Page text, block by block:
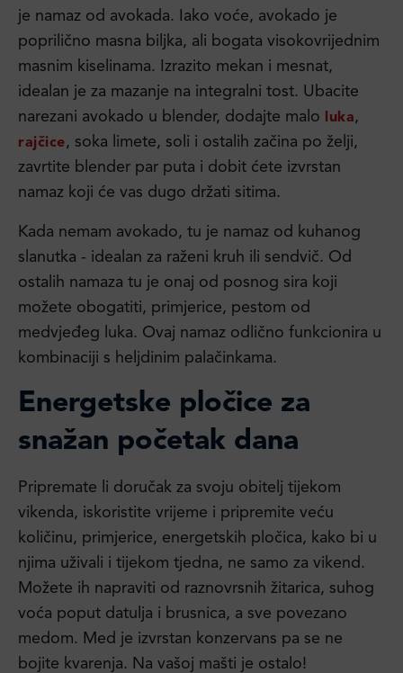
je namaz od avokada. Iako voće, avokado je
poprilično masna biljka, ali bogata visokovrijednim
masnim kiselinama. Izrazito mekan i mesnat,
idealan je za mazanje na integralni tost. Ubacite
narezani avokado u blender, dodajte malo
luka,
rajčice, soka limete, soli i ostalih začina po želji,
zavrtite blender par puta i dobit ćete izvrstan
namaz koji će vas dugo držati sitima.
Kada nemam avokado, tu je namaz od kuhanog
slanutka - idealan za raženi kruh ili sendvič. Od
ostalih namaza tu je onaj od posnog sira koji
možete obogatiti, primjerice, pestom od
medvjeđeg luka. Ovaj namaz odlično funkcionira u
kombinaciji s heljdinim palačinkama.
Energetske pločice za
snažan početak dana
Pripremate li doručak za svoju obitelj tijekom
vikenda, iskoristite vrijeme i pripremite veću
količinu, primjerice, energetskih pločica, kako bi u
njima uživali i tijekom tjedna, ne samo za vikend.
Možete ih napraviti od raznovrsnih žitarica, suhog
voća poput datulja i brusnica, a sve povezano
medom. Med je izvrstan konzervans pa se ne
bojite kvarenja. Na vašoj mašti je ostalo!